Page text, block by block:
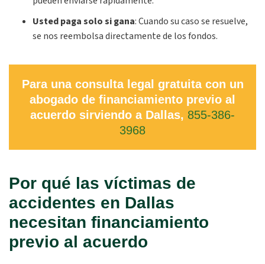
Usted paga solo si gana: Cuando su caso se resuelve,
se nos reembolsa directamente de los fondos.
Para una consulta legal gratuita con un
abogado de financiamiento previo al
acuerdo sirviendo a Dallas, 855-386-
3968
Por qué las víctimas de
accidentes en Dallas
necesitan financiamiento
previo al acuerdo